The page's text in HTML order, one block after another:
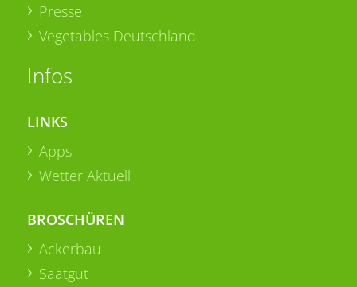
Presse
Vegetables Deutschland
Infos
LINKS
Apps
Wetter Aktuell
BROSCHÜREN
Ackerbau
Saatgut